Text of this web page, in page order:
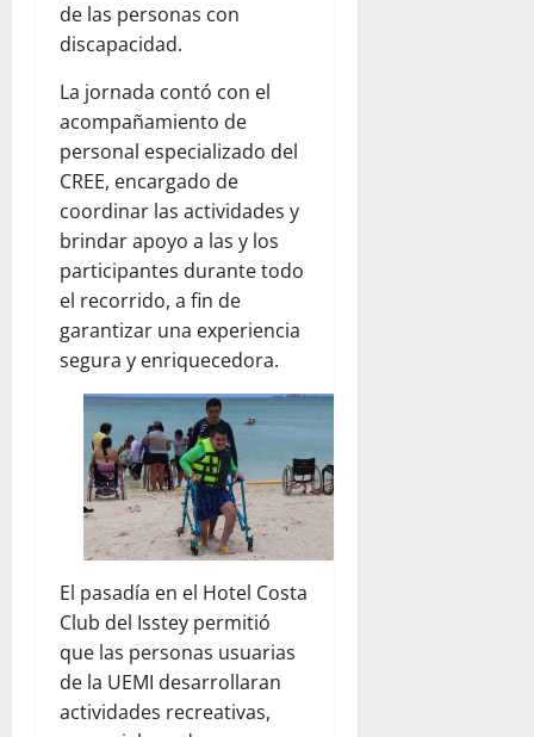
de las personas con
discapacidad.
La jornada contó con el
acompañamiento de
personal especializado del
CREE, encargado de
coordinar las actividades y
brindar apoyo a las y los
participantes durante todo
el recorrido, a fin de
garantizar una experiencia
segura y enriquecedora.
El pasadía en el Hotel Costa
Club del Isstey permitió
que las personas usuarias
de la UEMI desarrollaran
actividades recreativas,